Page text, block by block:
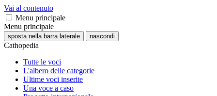
Vai al contenuto
Menu principale
Menu principale
sposta nella barra laterale nascondi
Cathopedia
Tutte le voci
L'albero delle categorie
Ultime voci inserite
Una voce a caso